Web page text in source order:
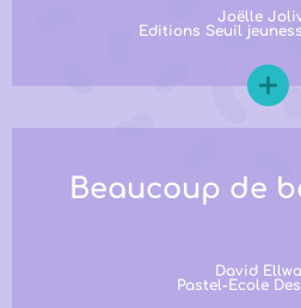
Joëlle
Editions Seuil
Beaucoup de
David
Pastel-Ecole